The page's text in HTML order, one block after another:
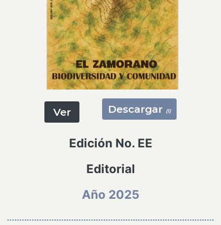
Ver Descargar (1)
Edición No. EE
Editorial
Año 2025